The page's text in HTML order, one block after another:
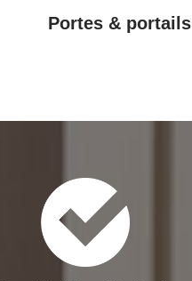
Portes & portails